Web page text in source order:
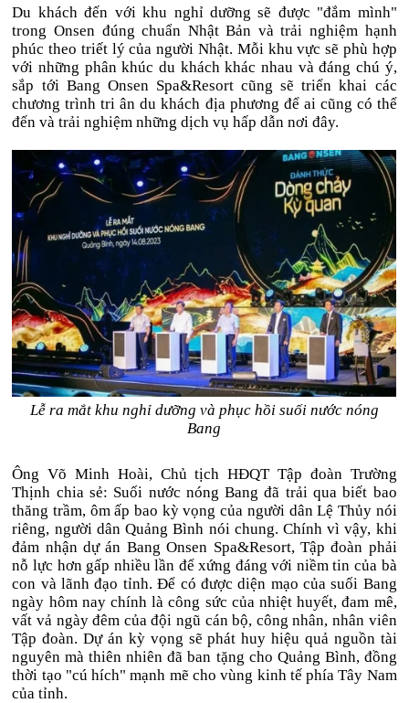
Du khách đến với khu nghỉ dưỡng sẽ được "đắm mình"
trong Onsen đúng chuẩn Nhật Bản và trải nghiệm hạnh
phúc theo triết lý của người Nhật. Mỗi khu vực sẽ phù hợp
với những phân khúc du khách khác nhau và đáng chú ý,
sắp tới Bang Onsen Spa&Resort cũng sẽ triển khai các
chương trình tri ân du khách địa phương để ai cũng có thể
đến và trải nghiệm những dịch vụ hấp dẫn nơi đây.
Lễ ra mắt khu nghỉ dưỡng và phục hồi suối nước nóng
Bang
Ông Võ Minh Hoài, Chủ tịch HĐQT Tập đoàn Trường
Thịnh chia sẻ: Suối nước nóng Bang đã trải qua biết bao
thăng trầm, ôm ấp bao kỳ vọng của người dân Lệ Thủy nói
riêng, người dân Quảng Bình nói chung. Chính vì vậy, khi
đảm nhận dự án Bang Onsen Spa&Resort, Tập đoàn phải
nỗ lực hơn gấp nhiều lần để xứng đáng với niềm tin của bà
con và lãnh đạo tỉnh. Để có được diện mạo của suối Bang
ngày hôm nay chính là công sức của nhiệt huyết, đam mê,
vất vả ngày đêm của đội ngũ cán bộ, công nhân, nhân viên
Tập đoàn. Dự án kỳ vọng sẽ phát huy hiệu quả nguồn tài
nguyên mà thiên nhiên đã ban tặng cho Quảng Bình, đồng
thời tạo "cú hích" mạnh mẽ cho vùng kinh tế phía Tây Nam
của tỉnh.